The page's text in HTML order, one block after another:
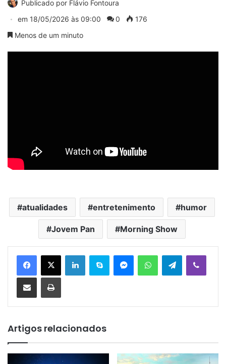
Publicado por Flávio Fontoura
em 18/05/2026 às 09:00 0
176
Menos de um minuto
atualidades entretenimento humor
Jovem Pan Morning Show
Telegram
Artigos relacionados